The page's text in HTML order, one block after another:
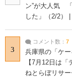
ン”が大人気
した」（2/2）
3
コメント数： 7
兵庫県の「ケ
【7月12日は
ねとらぼリサ